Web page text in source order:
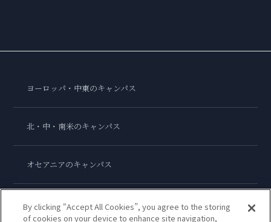
ヨーロッパ・中東のキャンパス
北・中・南米のキャンパス
オセアニアのキャンパス
アジアのキャンパス
By clicking “Accept All Cookies”, you agree to the storing
of cookies on your device to enhance site navigation,